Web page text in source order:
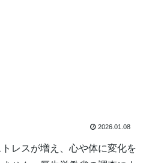
2026.01.08
トレスが増え、心や体に変化を